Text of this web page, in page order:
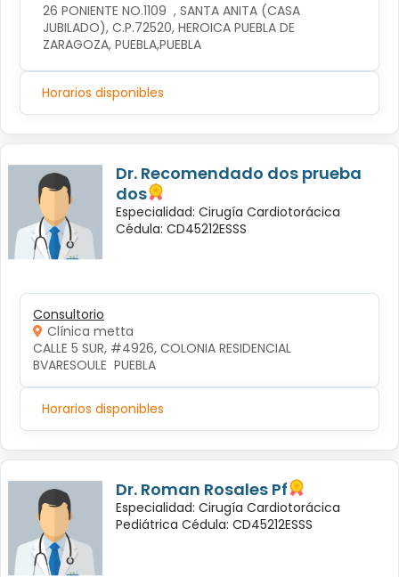
26 PONIENTE NO.1109  , SANTA ANITA (CASA
JUBILADO), C.P.72520, HEROICA PUEBLA DE
ZARAGOZA, PUEBLA,PUEBLA
Horarios disponibles
Dr. Recomendado dos prueba
dos
Especialidad: Cirugía Cardiotorácica
Cédula: CD45212ESSS
Consultorio
Clínica metta
CALLE 5 SUR, #4926, COLONIA RESIDENCIAL
BVARESOULE  PUEBLA
Horarios disponibles
Dr. Roman Rosales Pf
Especialidad: Cirugía Cardiotorácica
Pediátrica Cédula: CD45212ESSS